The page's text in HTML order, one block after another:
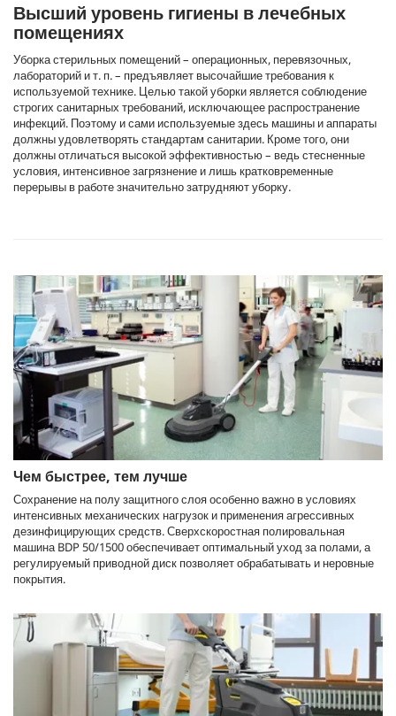
Высший уровень гигиены в лечебных
помещениях
Уборка стерильных помещений – операционных, перевязочных,
лабораторий и т. п. – предъявляет высочайшие требования к
используемой технике. Целью такой уборки является соблюдение
строгих санитарных требований, исключающее распространение
инфекций. Поэтому и сами используемые здесь машины и аппараты
должны удовлетворять стандартам санитарии. Кроме того, они
должны отличаться высокой эффективностью – ведь стесненные
условия, интенсивное загрязнение и лишь кратковременные
перерывы в работе значительно затрудняют уборку.
Чем быстрее, тем лучше
Сохранение на полу защитного слоя особенно важно в условиях
интенсивных механических нагрузок и применения агрессивных
дезинфицирующих средств. Сверхскоростная полировальная
машина BDP 50/1500 обеспечивает оптимальный уход за полами, а
регулируемый приводной диск позволяет обрабатывать и неровные
покрытия.